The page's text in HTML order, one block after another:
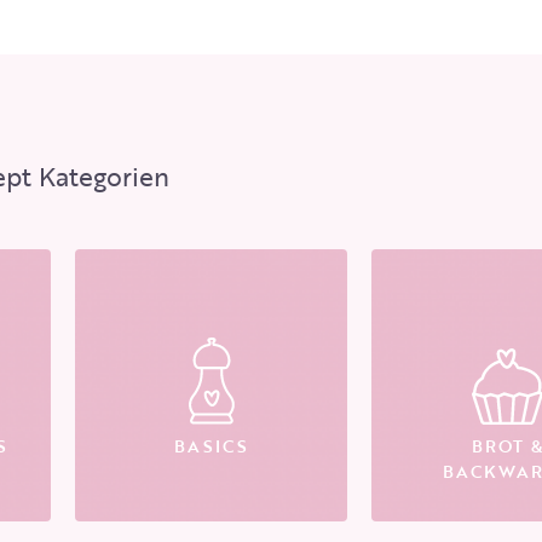
Kategorien
BASICS
BROT &